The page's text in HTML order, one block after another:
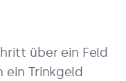
über ein Feld
Trinkgeld